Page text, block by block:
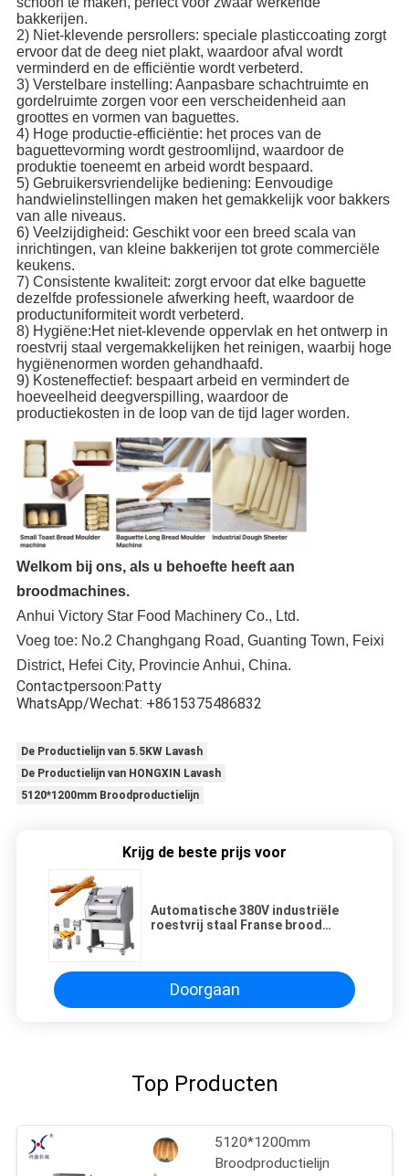
bakkerijen.
2) Niet-klevende persrollers: speciale plasticcoating zorgt
ervoor dat de deeg niet plakt, waardoor afval wordt
verminderd en de efficiëntie wordt verbeterd.
3) Verstelbare instelling: Aanpasbare schachtruimte en
gordelruimte zorgen voor een verscheidenheid aan
groottes en vormen van baguettes.
4) Hoge productie-efficiëntie: het proces van de
baguettevorming wordt gestroomlijnd, waardoor de
produktie toeneemt en arbeid wordt bespaard.
5) Gebruikersvriendelijke bediening: Eenvoudige
handwielinstellingen maken het gemakkelijk voor bakkers
van alle niveaus.
6) Veelzijdigheid: Geschikt voor een breed scala van
inrichtingen, van kleine bakkerijen tot grote commerciële
keukens.
7) Consistente kwaliteit: zorgt ervoor dat elke baguette
dezelfde professionele afwerking heeft, waardoor de
productuniformiteit wordt verbeterd.
8) Hygiëne:Het niet-klevende oppervlak en het ontwerp in
roestvrij staal vergemakkelijken het reinigen, waarbij hoge
hygiënenormen worden gehandhaafd.
9) Kosteneffectief: bespaart arbeid en vermindert de
hoeveelheid deegverspilling, waardoor de
productiekosten in de loop van de tijd lager worden.
Welkom bij ons, als u behoefte heeft aan
broodmachines.
Anhui Victory Star Food Machinery Co., Ltd.
Voeg toe: No.2 Changhgang Road, Guanting Town, Feixi
District, Hefei City, Provincie Anhui, China.
Contactpersoon:Patty
WhatsApp/Wechat: +8615375486832
De Productielijn van 5.5KW Lavash
De Productielijn van HONGXIN Lavash
5120*1200mm Broodproductielijn
Krijg de beste prijs voor
Automatische 380V industriële
roestvrij staal Franse brood
Doorgaan
Top Producten
5120*1200mm
Broodproductielijn